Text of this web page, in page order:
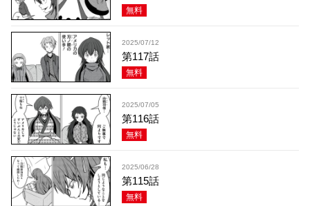
無料
2025/07/12
第117話
無料
2025/07/05
第116話
無料
2025/06/28
第115話
無料